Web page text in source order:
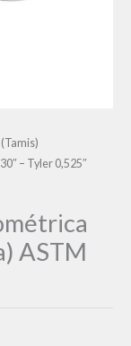
– Tyler 0,525″
ASTM